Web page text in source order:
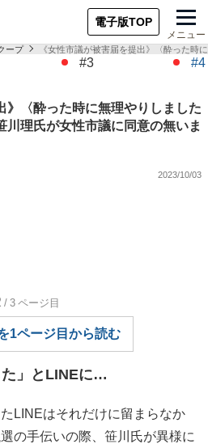
電子版TOP
メニュー
ープ 《女性市議が被害届を提出》〈酔った時
#3 #4
》〈酔った時に無理やりしました
川理氏が女性市議に同意の無いま
2023/10/03
/3 ページ目
1ページ目から読む
た」とLINEに…
LINEはそれだけに留まらなか
の手伝いの際、笹川氏が異様に